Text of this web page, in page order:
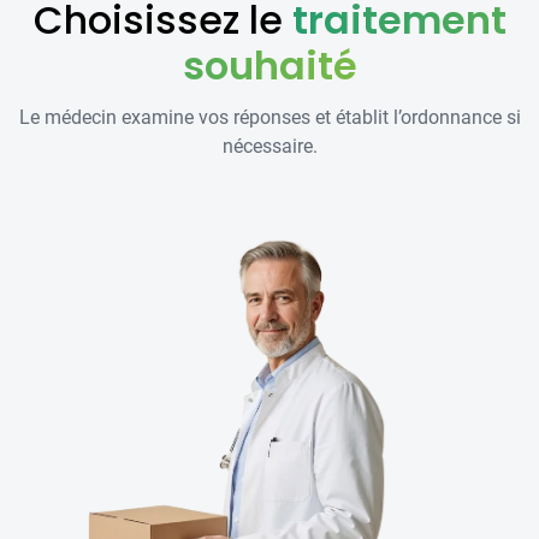
Choisissez le traitement
souhaité
Le médecin examine vos réponses et établit l’ordonnance si
nécessaire.